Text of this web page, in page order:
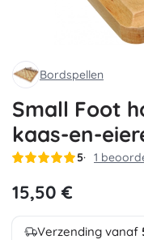
Bordspellen
Small Foot
kaas-en-
5 1
15,50 €
Verzending vanaf